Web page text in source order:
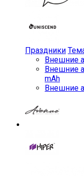
Праздники
Внешние
Внешние
mAh
Внешние